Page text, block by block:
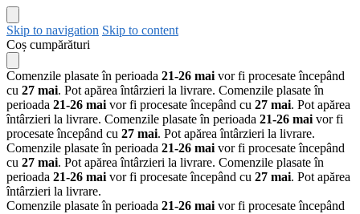
Skip to navigation Skip to content
Coș cumpărături
Comenzile plasate în perioada 21-26 mai vor fi procesate începând
cu 27 mai. Pot apărea întârzieri la livrare. Comenzile plasate în
perioada 21-26 mai vor fi procesate începând cu 27 mai. Pot apărea
întârzieri la livrare. Comenzile plasate în perioada 21-26 mai vor fi
procesate începând cu 27 mai. Pot apărea întârzieri la livrare.
Comenzile plasate în perioada 21-26 mai vor fi procesate începând
cu 27 mai. Pot apărea întârzieri la livrare. Comenzile plasate în
perioada 21-26 mai vor fi procesate începând cu 27 mai. Pot apărea
întârzieri la livrare.
Comenzile plasate în perioada 21-26 mai vor fi procesate începând